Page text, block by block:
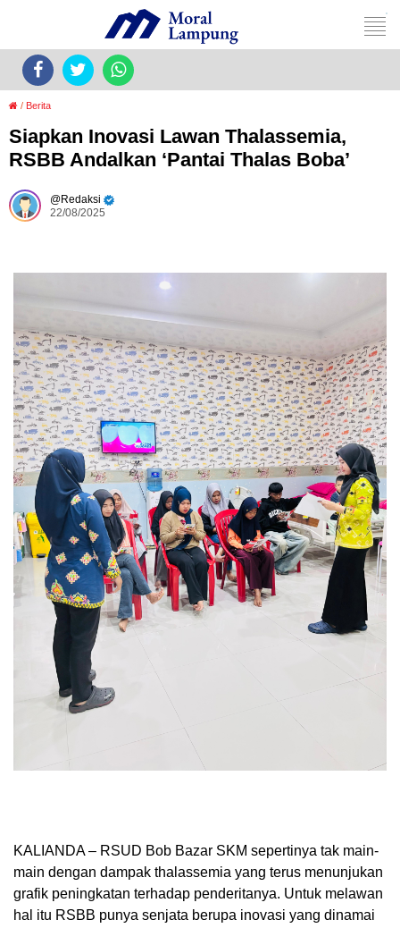
/ Berita
Siapkan Inovasi Lawan Thalassemia,
RSBB Andalkan ‘Pantai Thalas Boba’
Redaksi
22/08/2025
KALIANDA – RSUD Bob Bazar SKM sepertinya tak main-
main dengan dampak thalassemia yang terus menunjukan
grafik peningkatan terhadap penderitanya. Untuk melawan
hal itu RSBB punya senjata berupa inovasi yang dinamai